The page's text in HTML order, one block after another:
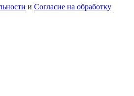
и Согласие на обработку